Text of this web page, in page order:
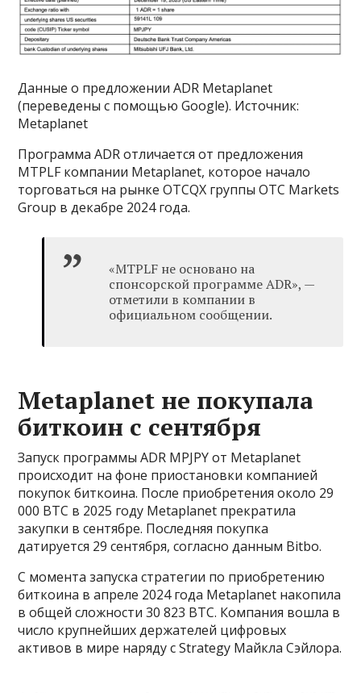
Данные о предложении ADR Metaplanet
(переведены с помощью Google). Источник:
Metaplanet
Программа ADR отличается от предложения
MTPLF компании Metaplanet, которое начало
торговаться на рынке OTCQX группы OTC Markets
Group в декабре 2024 года.
«MTPLF не основано на
спонсорской программе ADR», —
отметили в компании в
официальном сообщении.
Metaplanet не покупала
биткоин с сентября
Запуск программы ADR MPJPY от Metaplanet
происходит на фоне приостановки компанией
покупок биткоина. После приобретения около 29
000 BTC в 2025 году Metaplanet прекратила
закупки в сентябре. Последняя покупка
датируется 29 сентября, согласно данным Bitbo.
С момента запуска стратегии по приобретению
биткоина в апреле 2024 года Metaplanet накопила
в общей сложности 30 823 BTC. Компания вошла в
число крупнейших держателей цифровых
активов в мире наряду с Strategy Майкла Сэйлора.